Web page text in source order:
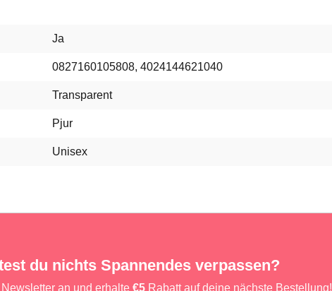
Ja
0827160105808, 4024144621040
Transparent
Pjur
Unisex
du nichts Spannendes verpassen?
an und erhalte €5 Rabatt auf deine nächste Bestellung!